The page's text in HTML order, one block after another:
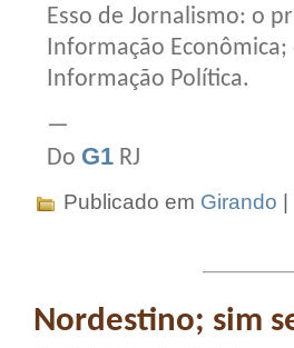
Esso de Jornalismo: o
Informação
Informação Política.
—
Do G1 RJ
Publicado em Girando |
Nordestino; sim